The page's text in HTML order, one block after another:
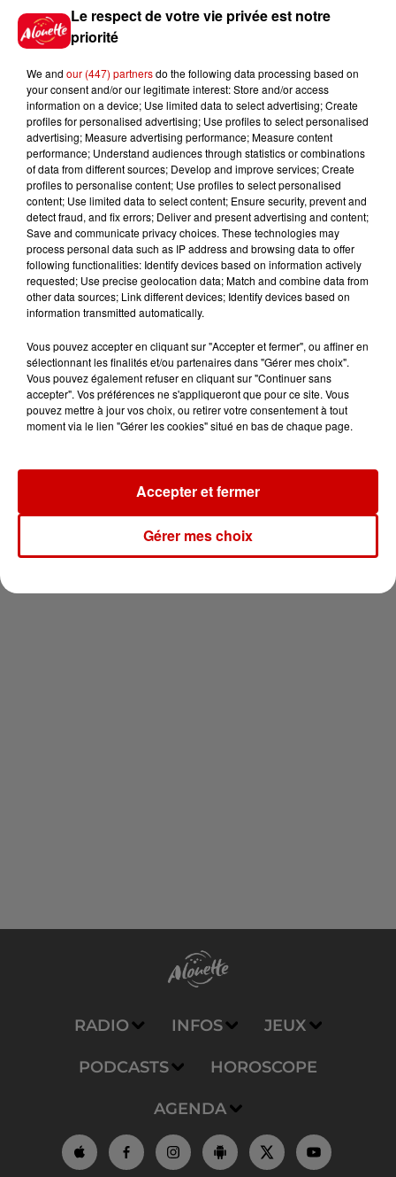
Gagnez vos places pour le
Festival du Roi Arthur 2026 !
Gagnez vos entrées pour le
Musée du Sport Automobile au
Mans !
Alouette vous invite à
Futuroscope Xperiences !
Le Duel - Gagnez votre balade
en jet ski !
Newsletter
RADIO INFOS JEUX
PODCASTS HOROSCOPE
AGENDA
Le respect de votre vie privée est notre
priorité
We and our (447) partnersdo the following data processing based on
your consent and/or our legitimate interest: Store and/or access
information on a device; Use limited data to select advertising; Create
profiles for personalised advertising; Use profiles to select personalised
advertising; Measure advertising performance; Measure content
performance; Understand audiences through statistics or combinations
of data from different sources; Develop and improve services; Create
profiles to personalise content; Use profiles to select personalised
content; Use limited data to select content; Ensure security, prevent and
detect fraud, and fix errors; Deliver and present advertising and content;
Save and communicate privacy choices. These technologies may
process personal data such as IP address and browsing data to offer
following functionalities: Identify devices based on information actively
requested; Use precise geolocation data; Match and combine data from
other data sources; Link different devices; Identify devices based on
information transmitted automatically.
Vous pouvez accepter en cliquant sur "Accepter et fermer", ou affiner en
sélectionnant les finalités et/ou partenaires dans "Gérer mes choix".
Vous pouvez également refuser en cliquant sur "Continuer sans
accepter". Vos préférences ne s'appliqueront que pour ce site. Vous
pouvez mettre à jour vos choix, ou retirer votre consentement à tout
moment via le lien "Gérer les cookies" situé en bas de chaque page.
Gérer mes choix
Accepter et fermer